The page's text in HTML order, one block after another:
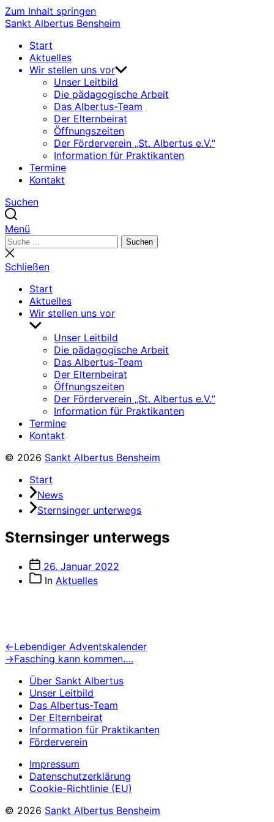
Zum Inhalt springen
Sankt Albertus Bensheim
Start
Aktuelles
Wir stellen uns vor
Unser Leitbild
Die pädagogische Arbeit
Das Albertus-Team
Der Elternbeirat
Öffnungszeiten
Der Förderverein „St. Albertus e.V.“
Information für Praktikanten
Termine
Kontakt
Suchen
Menü
Suchen
nach:
Suchen
Suche
schließen
Schließen
Start
Aktuelles
Wir stellen uns vor
Untermenü
anzeigenUnser Leitbild
Die pädagogische Arbeit
Das Albertus-Team
Der Elternbeirat
Öffnungszeiten
Der Förderverein „St. Albertus e.V.“
Information für Praktikanten
Termine
Kontakt
© 2026 Sankt Albertus Bensheim
Start
News
Sternsinger unterwegs
Sternsinger unterwegs
Veröffentlichungsdatum
26. Januar 2022
Beitragskategorien
In Aktuelles
Beitragsnavigation
←Vorheriger
Beitrag:
Lebendiger Adventskalender
→Nächster
Fasching kann kommen….
Über Sankt Albertus
Unser Leitbild
Das Albertus-Team
Der Elternbeirat
Information für Praktikanten
Förderverein
Impressum
Datenschutzerklärung
Cookie-Richtlinie (EU)
© 2026 Sankt Albertus Bensheim